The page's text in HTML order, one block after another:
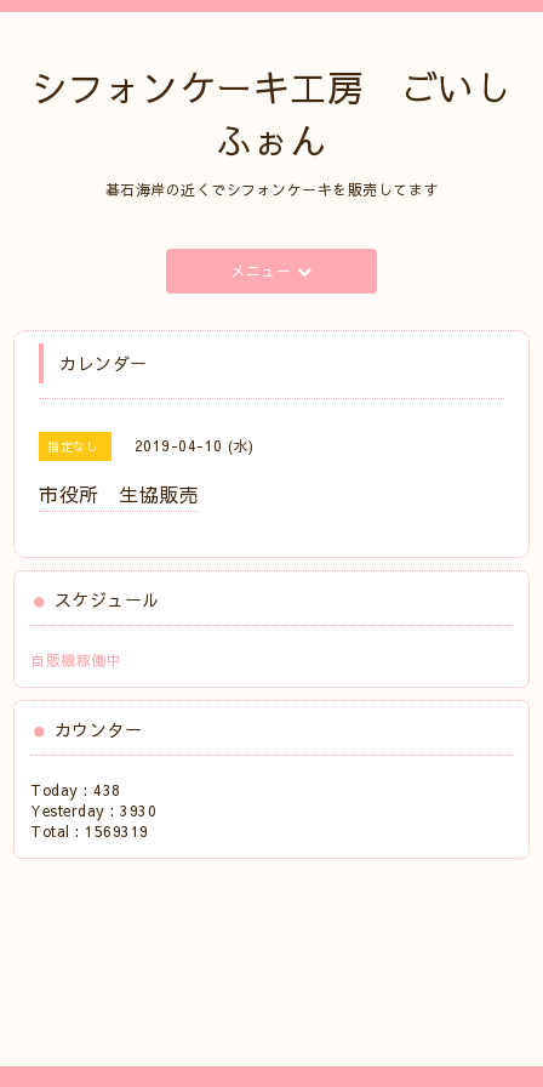
シフォンケーキ工房 ごいし
ふぉん
碁石海岸の近くでシフォンケーキを販売してます
メニュー
カレンダー
指定なし 2019-04-10 (水)
市役所 生協販売
スケジュール
自販機稼働中
カウンター
Today :438
Yesterday :3930
Total : 1569319